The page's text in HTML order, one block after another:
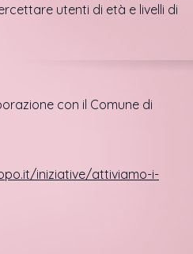
utenti di età e livelli di
con il Comune di
iniziative/attiviamo-i-